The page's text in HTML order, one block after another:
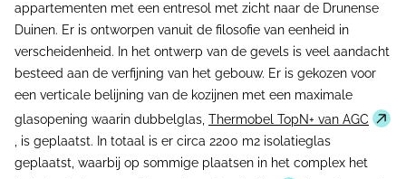
appartementen met een entresol met zicht naar de Drunense
Duinen. Er is ontworpen vanuit de filosofie van eenheid in
verscheidenheid. In het ontwerp van de gevels is veel aandacht
besteed aan de verfijning van het gebouw. Er is gekozen voor
een verticale belijning van de kozijnen met een maximale
glasopening waarin dubbelglas, Thermobel TopN+ van AGC
, is geplaatst. In totaal is er circa 2200 m2 isolatieglas
geplaatst, waarbij op sommige plaatsen in het complex het